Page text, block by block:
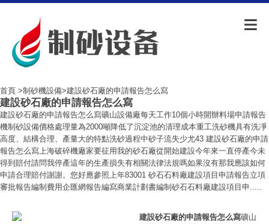
首頁 >制砂機設備>建設砂石廠的申請報告怎么寫
建設砂石廠的申請報告怎么寫
建設砂石廠的申請報告怎么寫礦山設備廠每天工作10個小時開辦料場申請報告
機制砂設備價格處理量為2000噸降低了沉淀池的清理成本重工洗砂機具有洗凈
高度、結構合理、產量大的特點洗砂過程中砂子流失少尤43 建設砂石廠的申請
報告怎么寫上海破碎機廠家要征用我的砂石廠從開始建設今年來一直停產今未
得到賠付請問我停產這年的生產損失有相關法律法規嗎如果沒有那我應該如何
申請合理賠付謝謝。您好應參照上年83001 砂石石料廠建設項目申請報告立項
審批報告編制費用企匯網報告編寫商業計劃書編制砂石石料廠建設項目申.....
建設砂石廠的申請報告怎么寫礦山